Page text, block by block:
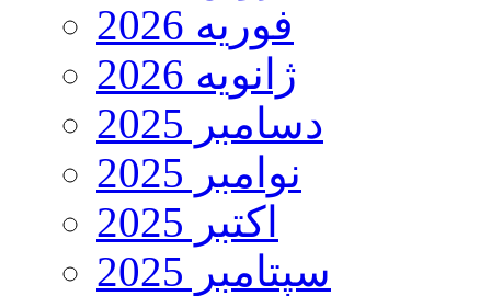
فوریه 2026
ژانویه 2026
دسامبر 2025
نوامبر 2025
اکتبر 2025
سپتامبر 2025